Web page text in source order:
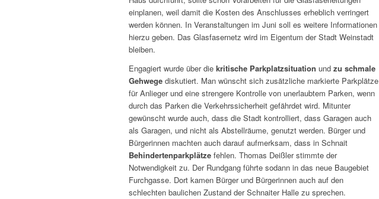
einplanen, weil damit die Kosten des Anschlusses erheblich verringert
werden können. In Veranstaltungen im Juni soll es weitere Informationen
hierzu geben. Das Glasfasernetz wird im Eigentum der Stadt Weinstadt
bleiben.
Engagiert wurde über die kritische Parkplatzsituation und zu schmale
Gehwege diskutiert. Man wünscht sich zusätzliche markierte Parkplätze
für Anlieger und eine strengere Kontrolle von unerlaubtem Parken, wenn
durch das Parken die Verkehrssicherheit gefährdet wird. Mitunter
gewünscht wurde auch, dass die Stadt kontrolliert, dass Garagen auch
als Garagen, und nicht als Abstellräume, genutzt werden. Bürger und
Bürgerinnen machten auch darauf aufmerksam, dass in Schnait
Behindertenparkplätze fehlen. Thomas Deißler stimmte der
Notwendigkeit zu. Der Rundgang führte sodann in das neue Baugebiet
Furchgasse. Dort kamen Bürger und Bürgerinnen auch auf den
schlechten baulichen Zustand der Schnaiter Halle zu sprechen.